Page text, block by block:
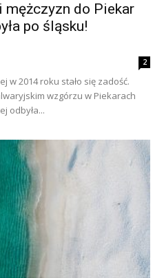
do Piekar
po śląsku!
2
w 2014 roku stało się zadość.
wzgórzu w Piekarach
odbyła...